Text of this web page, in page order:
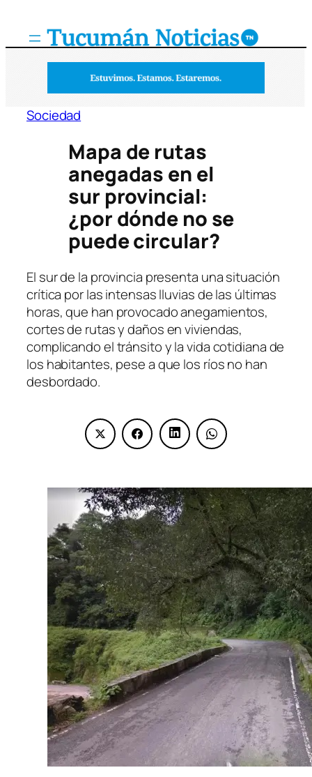
Sociedad
Mapa de rutas
anegadas en el
sur provincial:
¿por dónde no se
puede circular?
El sur de la provincia presenta una situación
crítica por las intensas lluvias de las últimas
horas, que han provocado anegamientos,
cortes de rutas y daños en viviendas,
complicando el tránsito y la vida cotidiana de
los habitantes, pese a que los ríos no han
desbordado.